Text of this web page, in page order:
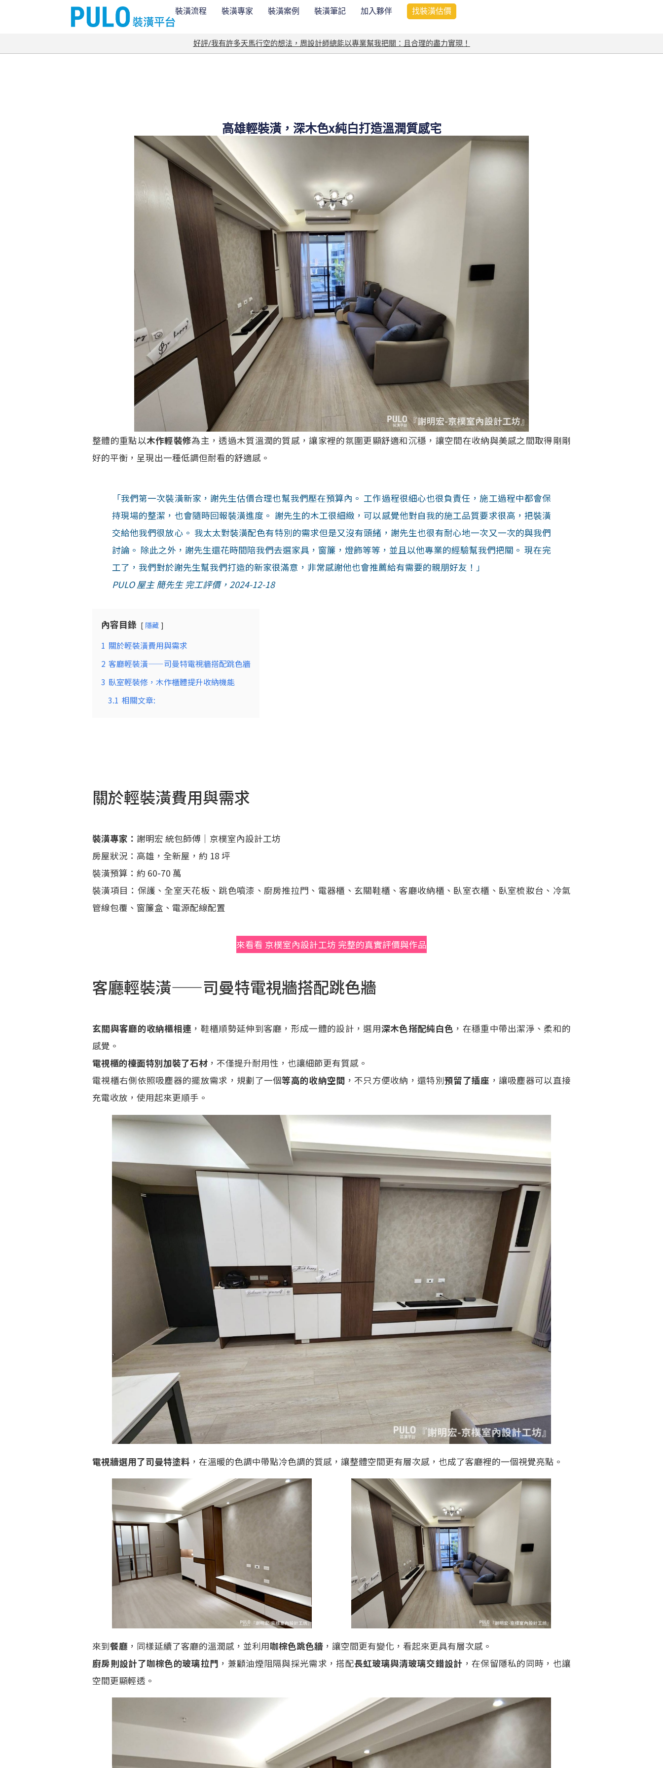
裝潢流程 裝潢專家 裝潢案例 裝潢筆記 加入夥伴 找裝潢估價
好評/我有許多天馬行空的想法，周設計師總能以專業幫我把關：且合理的盡力實現！
高雄輕裝潢，深木色x純白打造溫潤質感宅
整體的重點以木作輕裝修為主，透過木質溫潤的質感，讓家裡的氛圍更顯舒適和沉穩，讓空間在收納與美感之間取得剛剛
好的平衡，呈現出一種低調但耐看的舒適感。
「我們第一次裝潢新家，謝先生估價合理也幫我們壓在預算內。 工作過程很細心也很負責任，施工過程中都會保
持現場的整潔，也會隨時回報裝潢進度。 謝先生的木工很細緻，可以感覺他對自我的施工品質要求很高，把裝潢
交給他我們很放心。 我太太對裝潢配色有特別的需求但是又沒有頭緒，謝先生也很有耐心地一次又一次的與我們
討論。 除此之外，謝先生還花時間陪我們去選家具，窗簾，燈飾等等，並且以他專業的經驗幫我們把關。 現在完
工了，我們對於謝先生幫我們打造的新家很滿意，非常感謝他也會推薦給有需要的親朋好友！」
PULO 屋主 簡先生 完工評價，2024-12-18
內容目錄 隱藏
1 關於輕裝潢費用與需求
2 客廳輕裝潢——司曼特電視牆搭配跳色牆
3 臥室輕裝修，木作櫃體提升收納機能
3.1 相關文章:
關於輕裝潢費用與需求
裝潢專家： 謝明宏 統包師傅｜京樸室內設計工坊
房屋狀況：高雄，全新屋，約 18 坪
裝潢預算：約 60-70 萬
裝潢項目：保護、全室天花板、跳色噴漆、廚房推拉門、電器櫃、玄關鞋櫃、客廳收納櫃、臥室衣櫃、臥室梳妝台、冷氣
管線包覆、窗簾盒、電源配線配置
來看看 京樸室內設計工坊 完整的真實評價與作品
客廳輕裝潢——司曼特電視牆搭配跳色牆
玄關與客廳的收納櫃相連 ，鞋櫃順勢延伸到客廳，形成一體的設計，選用深木色搭配純白色 ，在穩重中帶出潔淨、柔和的
感覺。
電視櫃的檯面特別加裝了石材 ，不僅提升耐用性，也讓細節更有質感。
電視櫃右側依照吸塵器的擺放需求，規劃了一個等高的收納空間 ，不只方便收納，還特別預留了插座 ，讓吸塵器可以直接
充電收放，使用起來更順手。
電視牆選用了司曼特塗料 ，在溫暖的色調中帶點冷色調的質感，讓整體空間更有層次感，也成了客廳裡的一個視覺亮點。
來到餐廳 ，同樣延續了客廳的溫潤感，並利用咖棕色跳色牆 ，讓空間更有變化，看起來更具有層次感。
廚房則設計了咖棕色的玻璃拉門 ，兼顧油煙阻隔與採光需求，搭配長虹玻璃與清玻璃交錯設計 ，在保留隱私的同時，也讓
空間更顯輕透。